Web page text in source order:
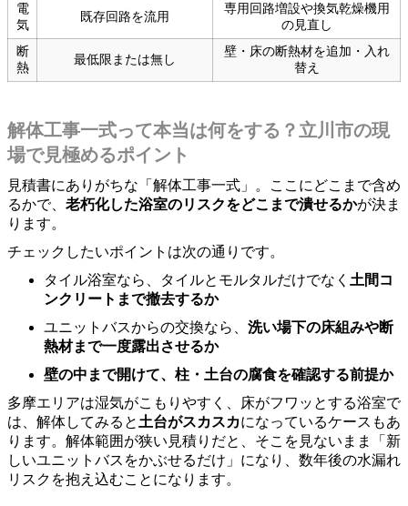
電
気
既存回路を流用
専用回路増設や換気乾燥機用
の見直し
断
熱
最低限または無し
壁・床の断熱材を追加・入れ
替え
解体工事一式って本当は何をする？立川市の現
場で見極めるポイント
見積書にありがちな「解体工事一式」。ここにどこまで含め
るかで、 老朽化した浴室のリスクをどこまで潰せるかが決ま
ります。
チェックしたいポイントは次の通りです。
タイル浴室なら、タイルとモルタルだけでなく 土間コ
ンクリートまで撤去するか
ユニットバスからの交換なら、 洗い場下の床組みや断
熱材まで一度露出させるか
壁の中まで開けて、柱・土台の腐食を確認する前提か
多摩エリアは湿気がこもりやすく、床がフワッとする浴室で
は、解体してみると 土台がスカスカになっているケースもあ
ります。解体範囲が狭い見積りだと、そこを見ないまま「新
しいユニットバスをかぶせるだけ」になり、数年後の水漏れ
リスクを抱え込むことになります。